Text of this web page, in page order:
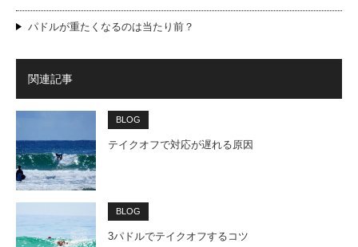
パドルが重たくなるのは当たり前？
関連記事
BLOG
テイクオフで対応が遅れる原因
BLOG
3パドルでテイクオフするコツ